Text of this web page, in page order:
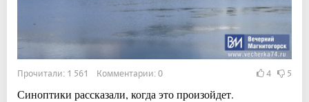
Прочитали: 1 561 Комментарии: 0 4 5
Синоптики рассказали, когда это произойдет.